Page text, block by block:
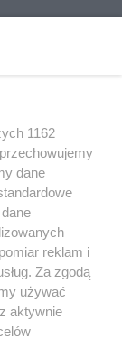
1162
dane
reklam i
Za zgodą
używać
aktywnie